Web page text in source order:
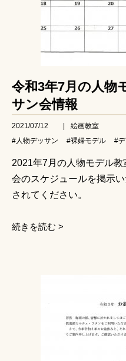
令和3年7月の人物
サン会情報
2021/07/12
絵画教室
#人物デッサン
#裸婦モデル #
2021年7月の人物モデル
会のスケジュールを掲示
されてください。
続きを読む >